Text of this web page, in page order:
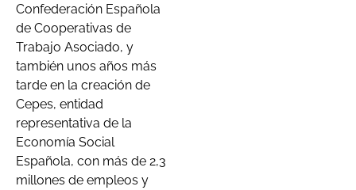
Confederación Española
de Cooperativas de
Trabajo Asociado, y
también unos años más
tarde en la creación de
Cepes, entidad
representativa de la
Economía Social
Española, con más de 2,3
millones de empleos y